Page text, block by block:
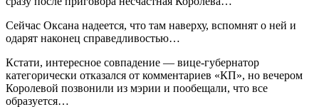
Сейчас Оксана надеется, что там наверху, вспомнят о ней и
одарят наконец справедливостью…
Кстати, интересное совпадение — вице-губернатор
категорически отказался от комментариев «КП», но вечером
Королевой позвонили из мэрии и пообещали, что все
образуется…